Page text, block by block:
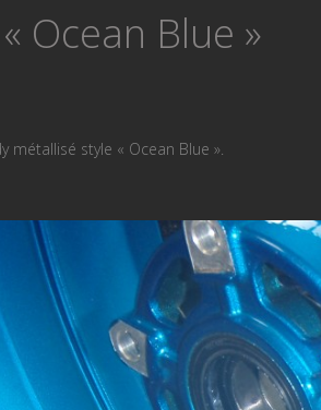
Ocean Blue »
métallisé style « Ocean Blue ».